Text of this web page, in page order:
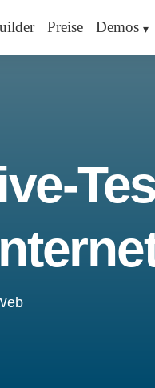
Preise Demos